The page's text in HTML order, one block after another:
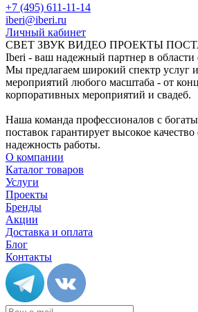
+7 (495) 611-11-14
iberi@iberi.ru
Личный кабинет
СВЕТ ЗВУК ВИДЕО ПРОЕКТЫ
Iberi - ваш надежный партнер в области
Мы предлагаем широкий спектр услуг
мероприятий любого масштаба - от
корпоративных мероприятий и свадеб.
Наша команда профессионалов с
поставок гарантирует высокое
надежность работы.
О компании
Каталог товаров
Услуги
Проекты
Бренды
Акции
Доставка и оплата
Блог
Контакты